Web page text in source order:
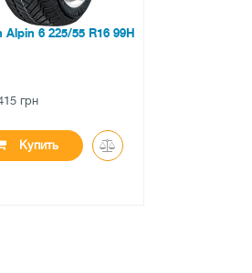
Alpin 6 225/55 R16 99H
грн
Купить